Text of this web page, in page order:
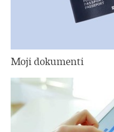
Moji dokumenti